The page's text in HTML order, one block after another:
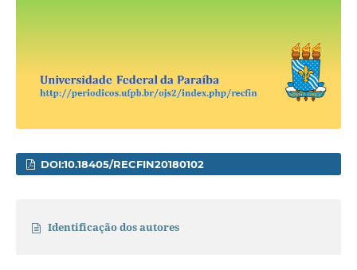
DOI:10.18405/RECFIN20180102
Identificação dos autores